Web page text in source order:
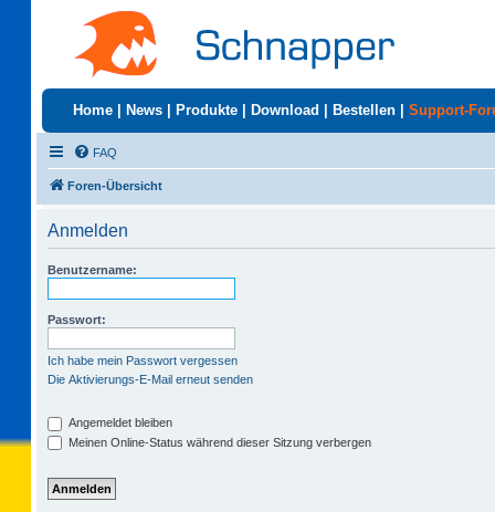
Home News Produkte Download Bestellen Support-
FAQ
Foren-Übersicht
Anmelden
Benutzername:
Passwort:
Ich habe mein Passwort vergessen
Die Aktivierungs-E-Mail erneut senden
Angemeldet bleiben
Meinen Online-Status während dieser Sitzung verbergen